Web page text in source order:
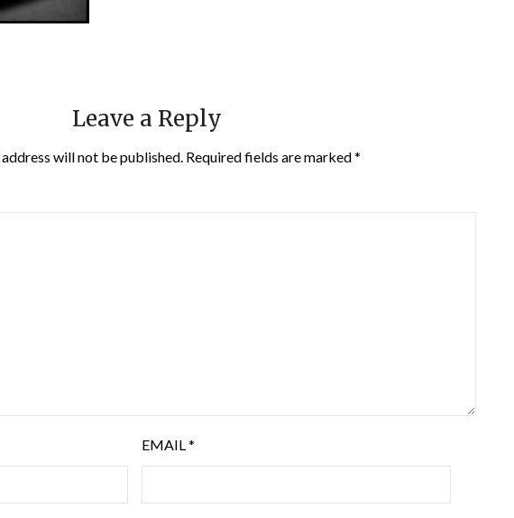
Leave a Reply
will not be published. Required fields are marked*
EMAIL*